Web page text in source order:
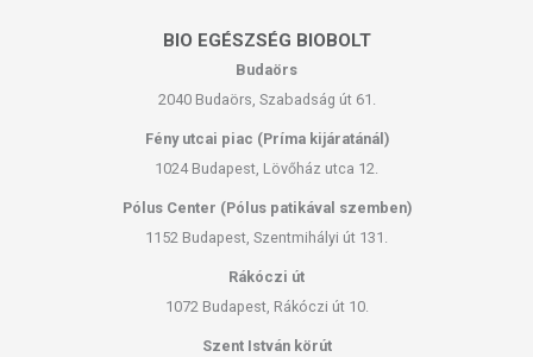
BIO EGÉSZSÉG BIOBOLT
Budaörs
2040 Budaörs, Szabadság út 61.
Fény utcai piac (Príma kijáratánál)
1024 Budapest, Lövőház utca 12.
Pólus Center (Pólus patikával szemben)
1152 Budapest, Szentmihályi út 131.
Rákóczi út
1072 Budapest, Rákóczi út 10.
Szent István körút